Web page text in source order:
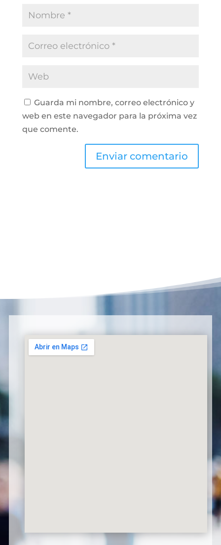
Guarda mi nombre, correo electrónico y
web en este navegador para la próxima vez
que comente.